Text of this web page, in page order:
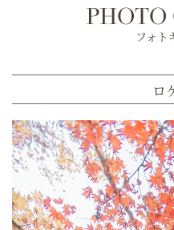
PHOTO
フォト
ロ